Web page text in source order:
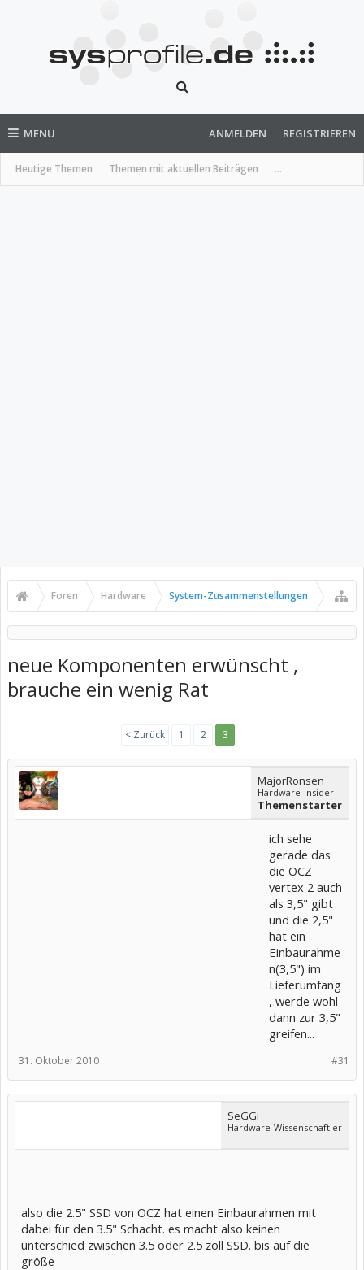
MENU
Heutige Themen Themen mit aktuellen Beiträgen ...
ANMELDEN REGISTRIEREN
Foren Hardware System-Zusammenstellungen
neue Komponenten erwünscht ,
brauche ein wenig Rat
< Zurück 1 2 3
MajorRonsen
Hardware-Insider
Themenstarter
ich sehe
gerade das
die OCZ
vertex 2 auch
als 3,5" gibt
und die 2,5"
hat ein
Einbaurahme
n(3,5") im
Lieferumfang
, werde wohl
dann zur 3,5"
greifen...
#31
31. Oktober 2010
SeGGi
Hardware-Wissenschaftler
also die 2.5" SSD von OCZ hat einen Einbaurahmen mit
dabei für den 3.5" Schacht. es macht also keinen
unterschied zwischen 3.5 oder 2.5 zoll SSD. bis auf die
größe